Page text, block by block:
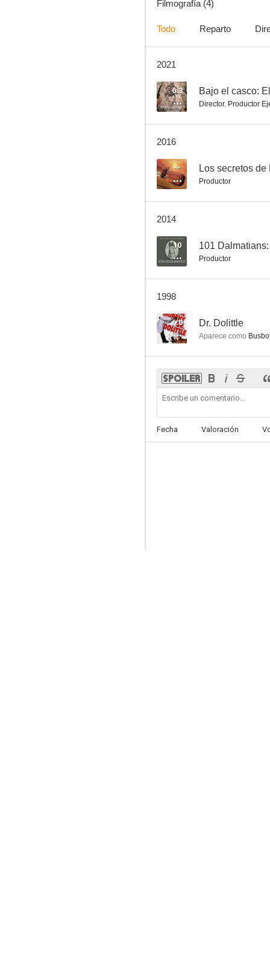
Filmografía (4)
Todo Reparto
2021
6.3 Bajo el casco:
Director, Productor
2016
-- Los secretos
Productor
2014
10 101
Productor
1998
6.0 Dr. Dolittle
Aparece como
Fecha Valoración